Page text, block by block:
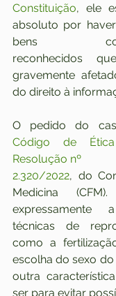
Constituição, ele
absoluto por
bens
reconhecidos
gravemente
do direito à
Código de
Resolução nº
2.320/2022, do
Medicina
técnicas de
como a
escolha do sexo
outra
ser para evitar